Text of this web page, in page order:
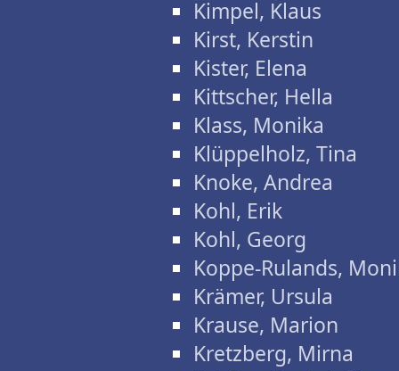
Kimpel, Klaus
Kirst, Kerstin
Kister, Elena
Kittscher, Hella
Klass, Monika
Klüppelholz, Tina
Knoke, Andrea
Kohl, Erik
Kohl, Georg
Koppe-Rulands,
Krämer, Ursula
Krause, Marion
Kretzberg, Mirna